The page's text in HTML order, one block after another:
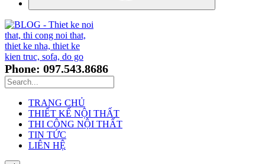
Phone: 097.543.8686
TRANG CHỦ
THIẾT KẾ NỘI THẤT
THI CÔNG NỘI THẤT
TIN TỨC
LIÊN HỆ